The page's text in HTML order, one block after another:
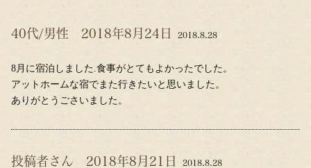
40代/男性 2018年8月24日 2018.8.28
8月に宿泊しました.食事がとてもよかったでした。
アットホームな宿でまた行きたいと思いました。
ありがとうごさいました。
投稿者さん 2018年8月21日 2018.8.28